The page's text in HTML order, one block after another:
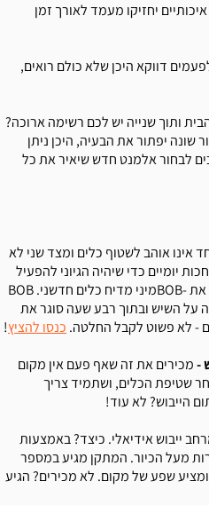
יחזיקו מעמד לאורך זמן
דווקא היכן שלא כולם רואים,
ותוך שנייה יש לכם רשימה ארוכה?
שונה יפתור את הבעיה, היכן ניתן
לבחור אלמנט חדש שיאיר את כל
אינו אוהב לשטוף כלים ומצד שני לא
יומיים כדי שיהיה הגיוני להפעיל
את המדיח. מה אנחנו מציעים? קבלו את -BOBמיני מדיח כלים חדשני. BOB
על השיש ובתוך רבע שעה סוגר את
- לא פשוט לקבל החלטה. כנסו להציץ!
-מכירים את זה שאף פעם אין מקום
שטיפת הכלים, ושתמיד צריך
הייבוש? לא עוד!
ייבוש אידיאלי. כיצד? באמצעות
מעל הכיור. המתקן מגיע במספר
שפע של מקום. לא מכירים? הגיע